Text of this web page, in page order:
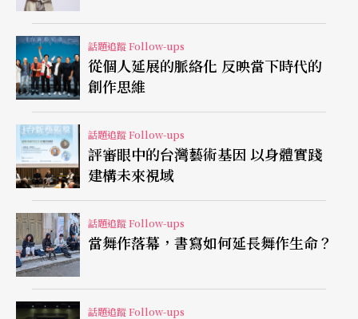
這些單位就比較有可能是進行資金挹注，而較少直
接涉入作品製作過程。林人中分享許多台灣過去相
當成功的國際共製案例，像是2014年蔡明亮的《玄
奘》、威廉．肯特里奇的《烏布王》、2017年雲門
舞集林懷民的《關於島嶼》等。觀察這些製作的共
製名單不難發現，資源投入的程度也與藝術家在國
際上的藝術成就有關，成就愈高，號召力也愈強。
不只是資源投注，也包含合作與對話
國際共製常由兩個單位共同主辦，在更緊密的合作
中，著重於文化合作的內涵，通過合作來探索和實
話題追蹤 Follow-ups
從個人延展的脈絡化 反映當下時代的
創作思維
話題追蹤 Follow-ups
評審眼中的台灣藝術基因 以身體實踐
建構未來視域
話題追蹤 Follow-ups
當舞作落幕，書寫如何延長舞作生命？
話題追蹤 Follow-ups